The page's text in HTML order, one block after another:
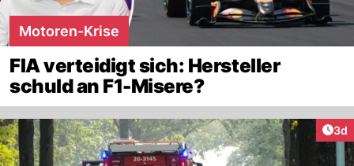
Motoren-Krise
FIA verteidigt sich: Hersteller
schuld an F1-Misere?
3d